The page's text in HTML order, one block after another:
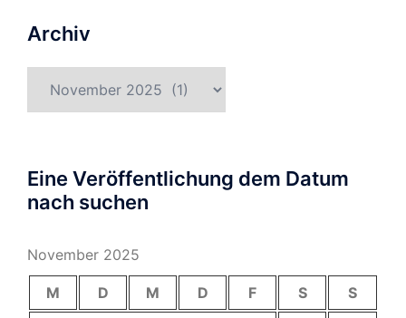
Archiv
Eine Veröffentlichung dem Datum
nach suchen
November 2025
M D M D F S
S